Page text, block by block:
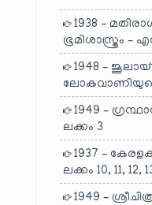
1938 –
ഭൂമിശാസ്ത്രം –
1948 –
1949 –
ലക്കം 3
1937 –
ലക്കം 10, 11, 12,
1949 –